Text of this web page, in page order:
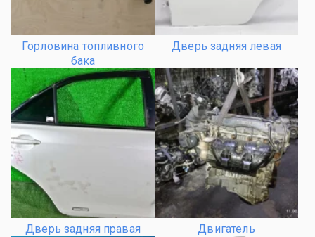
Горловина топливного
бака
Дверь задняя левая
Дверь задняя правая Двигатель